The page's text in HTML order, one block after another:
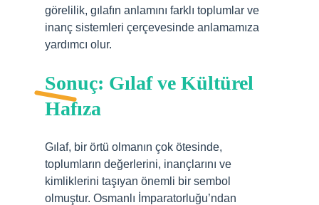
görelilik, gılafın anlamını farklı toplumlar ve
inanç sistemleri çerçevesinde anlamamıza
yardımcı olur.
Sonuç: Gılaf ve Kültürel
Hafıza
Gılaf, bir örtü olmanın çok ötesinde,
toplumların değerlerini, inançlarını ve
kimliklerini taşıyan önemli bir sembol
olmuştur. Osmanlı İmparatorluğu’ndan